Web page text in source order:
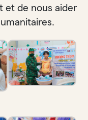
et de nous aider